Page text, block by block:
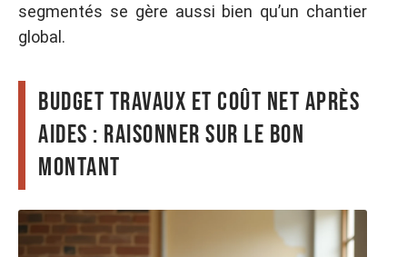
segmentés se gère aussi bien qu’un chantier
global.
Budget travaux et coût net après
aides : raisonner sur le bon
montant